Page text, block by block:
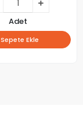
Adet
Sepete Ekle